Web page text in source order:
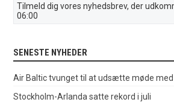
Tilmeld dig vores nyhedsbrev, der
06:00
SENESTE NYHEDER
Air Baltic tvunget til at udsætte møde
Stockholm-Arlanda satte rekord i juli